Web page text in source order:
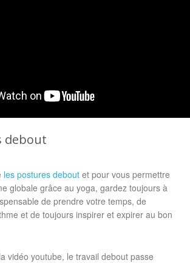
debout
les postures debout et pour vous permettre
globale grâce au yoga, gardez toujours à
de prendre votre temps, de
et de toujours inspirer et expirer au bon
vidéo youtube, le travail debout passe